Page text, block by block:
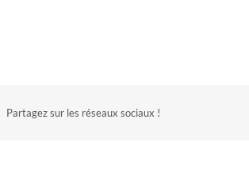
Partagez sur les réseaux sociaux !